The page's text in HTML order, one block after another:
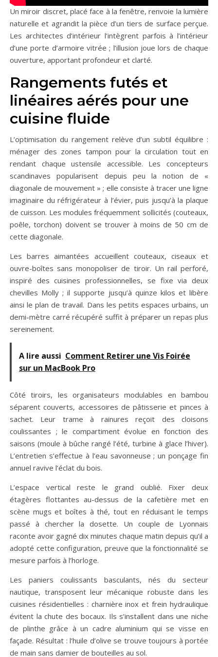
Un miroir discret, placé face à la fenêtre, renvoie la lumière
naturelle et agrandit la pièce d’un tiers de surface perçue.
Les architectes d’intérieur l’intègrent parfois à l’intérieur
d’une porte d’armoire vitrée ; l’illusion joue lors de chaque
ouverture, apportant profondeur et clarté.
Rangements futés et
linéaires aérés pour une
cuisine fluide
L’optimisation du rangement relève d’un subtil équilibre :
ménager des zones tampon pour la circulation tout en
rendant chaque ustensile accessible. Les concepteurs
scandinaves popularisent depuis peu la notion de «
diagonale de mouvement » ; elle consiste à tracer une ligne
imaginaire du réfrigérateur à l’évier, puis jusqu’à la plaque
de cuisson. Les modules fréquemment sollicités (couteaux,
poêle, torchon) doivent se trouver à moins de 50 cm de
cette diagonale.
Les barres aimantées accueillent couteaux, ciseaux et
ouvre-boîtes sans monopoliser de tiroir. Un rail perforé,
inspiré des cuisines professionnelles, se fixe via deux
chevilles Molly ; il supporte jusqu’à quinze kilos et libère
ainsi le plan de travail. Dans les petits espaces urbains, un
demi-mètre carré récupéré suffit à préparer un repas plus
sereinement.
A lire aussi Comment Retirer une Vis Foirée
sur un MacBook Pro
Côté tiroirs, les organisateurs modulables en bambou
séparent couverts, accessoires de pâtisserie et pinces à
sachet. Leur trame à rainures reçoit des cloisons
coulissantes ; le compartiment évolue en fonction des
saisons (moule à bûche rangé l’été, turbine à glace l’hiver).
L’entretien s’effectue à l’eau savonneuse ; un ponçage fin
annuel ravive l’éclat du bois.
L’espace vertical reste le grand oublié. Fixer deux
étagères flottantes au-dessus de la cafetière met en
scène mugs et boîtes à thé, tout en réduisant le temps
passé à chercher la dosette. Un couple de Lyonnais
raconte avoir gagné dix minutes chaque matin depuis qu’il a
adopté cette configuration, preuve que la fonctionnalité se
mesure parfois à l’horloge.
Les paniers coulissants basculants, nés du secteur
nautique, transposent leur mécanique robuste dans les
cuisines résidentielles : charnière inox et frein hydraulique
évitent la chute des bocaux. Ils s’installent dans une niche
de plinthe grâce à un cadre aluminium qui se visse en
façade. Résultat : l’huile d’olive se trouve toujours à portée
de main sans damier de bouteilles au sol.